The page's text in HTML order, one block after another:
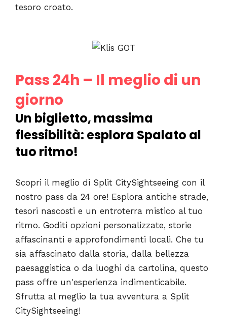
tesoro croato.
Pass 24h – Il meglio di un
giorno
Un biglietto, massima
flessibilità: esplora Spalato al
tuo ritmo!
Scopri il meglio di Split CitySightseeing con il
nostro pass da 24 ore! Esplora antiche strade,
tesori nascosti e un entroterra mistico al tuo
ritmo. Goditi opzioni personalizzate, storie
affascinanti e approfondimenti locali. Che tu
sia affascinato dalla storia, dalla bellezza
paesaggistica o da luoghi da cartolina, questo
pass offre un'esperienza indimenticabile.
Sfrutta al meglio la tua avventura a Split
CitySightseeing!